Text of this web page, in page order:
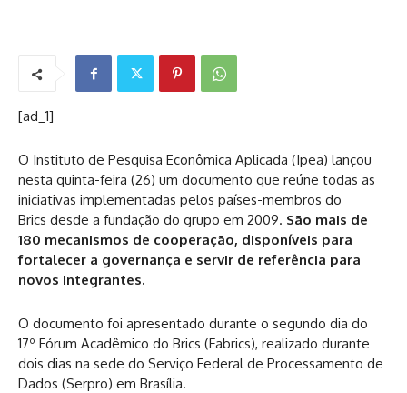
[ad_1]
O Instituto de Pesquisa Econômica Aplicada (Ipea) lançou
nesta quinta-feira (26) um documento que reúne todas as
iniciativas implementadas pelos países-membros do
Brics desde a fundação do grupo em 2009. São mais de
180 mecanismos de cooperação, disponíveis para
fortalecer a governança e servir de referência para
novos integrantes.
O documento foi apresentado durante o segundo dia do
17º Fórum Acadêmico do Brics (Fabrics), realizado durante
dois dias na sede do Serviço Federal de Processamento de
Dados (Serpro) em Brasília.